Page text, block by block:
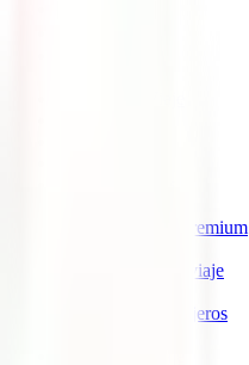
IATI Anulación Premium
IATI Anual Multiviaje
IATI Grandes Viajeros